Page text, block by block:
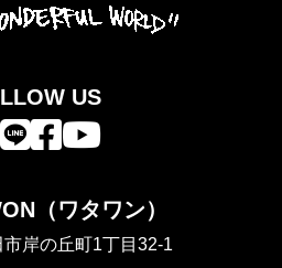
US
（ワタワン）
岸の丘町1丁目32-1